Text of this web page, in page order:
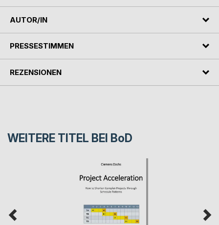
AUTOR/IN
PRESSESTIMMEN
REZENSIONEN
WEITERE TITEL BEI BoD